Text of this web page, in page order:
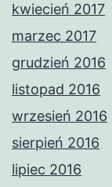
kwiecień 2017
marzec 2017
grudzień 2016
listopad 2016
wrzesień 2016
sierpień 2016
lipiec 2016